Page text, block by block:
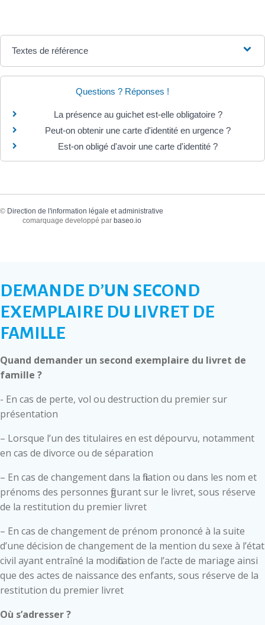
Textes de référence
Questions ? Réponses !
La présence au guichet est-elle obligatoire ?
Peut-on obtenir une carte d'identité en urgence ?
Est-on obligé d'avoir une carte d'identité ?
© Direction de l'information légale et administrative
comarquage developpé par baseo.io
DEMANDE D’UN SECOND
EXEMPLAIRE DU LIVRET DE
FAMILLE
Quand demander un second exemplaire du livret de
famille ?
- En cas de perte, vol ou destruction du premier sur
présentation
– Lorsque l’un des titulaires en est dépourvu, notamment
en cas de divorce ou de séparation
– En cas de changement dans la filiation ou dans les nom et
prénoms des personnes figurant sur le livret, sous réserve
de la restitution du premier livret
– En cas de changement de prénom prononcé à la suite
d’une décision de changement de la mention du sexe à l’état
civil ayant entraîné la modification de l’acte de mariage ainsi
que des actes de naissance des enfants, sous réserve de la
restitution du premier livret
Où s’adresser ?